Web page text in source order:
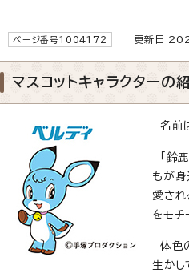
ページ番号1004172 更新日
マスコットキャラクターの
名前
「鈴
もが身
愛され
をモチ
体色
生かし